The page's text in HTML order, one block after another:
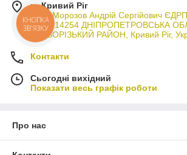
м. Кривий Ріг
ФОП Морозов Андрій Сергійович
3044714254 ДНІПРОПЕТРОВСЬКА
КРИВОРІЗЬКИЙ РАЙОН, Кривий Ріг,
Контакти
Сьогодні вихідний
Показати весь графік роботи
Про нас
КНОПКА
ЗВ'ЯЗКУ